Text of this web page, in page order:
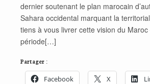
dernier soutenant le plan marocain
Sahara occidental marquant la
tiens à vous livrer cette vision du
période[…]
Partager :
Facebook X